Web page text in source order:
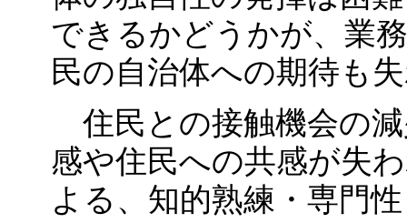
できるかどうかが、業
民の自治体への期待も
住民との接触機会の
感や住民への共感が失
よる、知的熟練・専門